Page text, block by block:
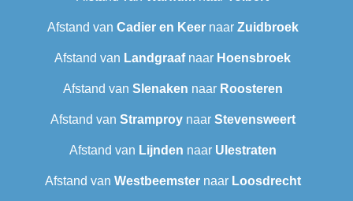
Afstand van Cadier en Keernaar Zuidbroek
Afstand van Landgraafnaar Hoensbroek
Afstand van Slenaken naar Roosteren
Afstand van Stramproynaar Stevensweert
Afstand van Lijnden naar Ulestraten
Afstand van Westbeemsternaar Loosdrecht